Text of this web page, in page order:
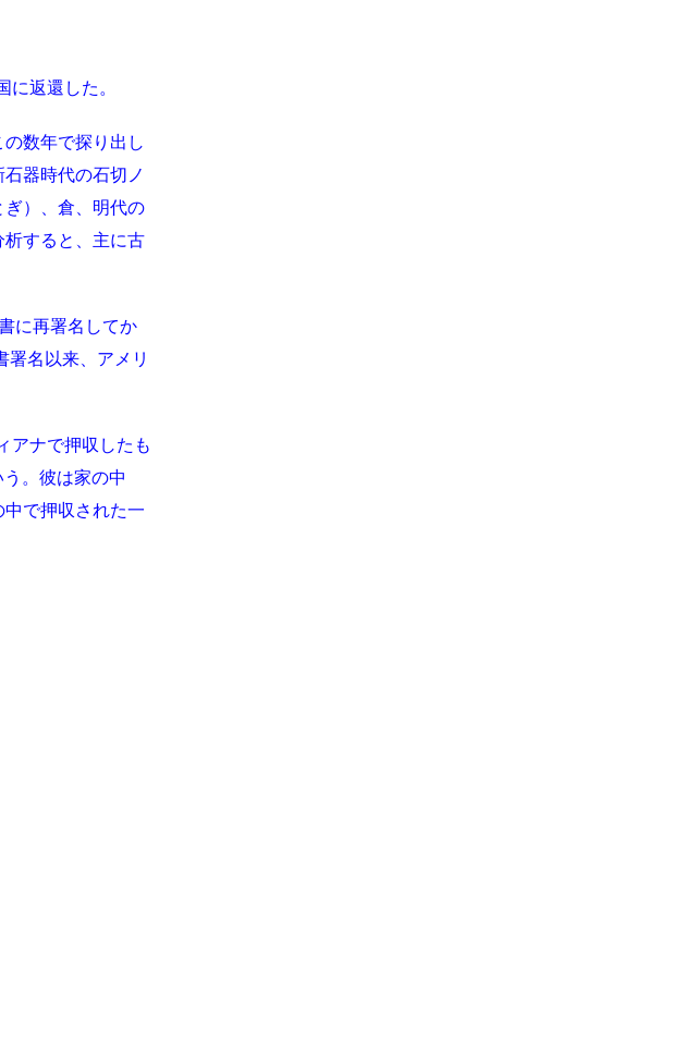
返還した。
数年で探り出し
器時代の石切ノ
ぎ）、倉、明代の
すると、主に古
に再署名してか
署名以来、アメリ
アナで押収したも
。彼は家の中
で押収された一